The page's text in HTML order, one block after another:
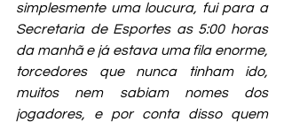
simplesmente uma loucura, fui para a
Secretaria de Esportes as 5:00 horas
da manhã e já estava uma fila enorme,
torcedores que nunca tinham ido,
muitos nem sabiam nomes dos
jogadores, e por conta disso quem